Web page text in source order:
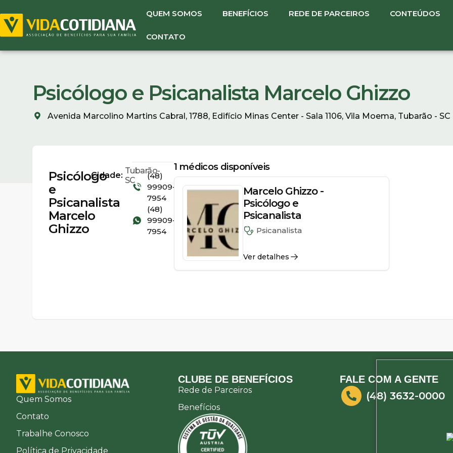
QUEM SOMOS BENEFÍCIOS REDE DE PARCEIROS CONTEÚDOS
CONTATO
Psicólogo e Psicanalista Marcelo Ghizzo
Avenida Marcolino Martins Cabral, 1788, Edifício Minas Center - Sala 1106, Vila Moema, Tubarão - SC
Psicólogo
e
Psicanalista
Marcelo
Ghizzo
Cidade: Tubarão-
SC
(48)
99909-
7954
(48)
99909-
7954
1 médicos disponíveis
Marcelo Ghizzo -
Psicólogo e
Psicanalista
Psicanalista
Ver detalhes
Quem Somos
Contato
Trabalhe Conosco
Política de Privacidade
CLUBE DE BENEFÍCIOS
Rede de Parceiros
Benefícios
FALE COM A GENTE
(48) 3632-0000